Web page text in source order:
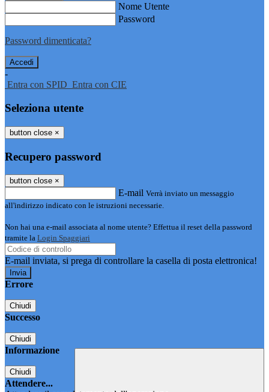
Nome Utente
Password
Password dimenticata?
-
Entra con SPID Entra con CIE
Seleziona utente
button close ×
Recupero password
button close ×
E-mail Verrà inviato un messaggio
all'indirizzo indicato con le istruzioni necessarie.
Non hai una e-mail associata al nome utente? Effettua il reset della password
tramite la Login Spaggiari
E-mail inviata, si prega di controllare la casella di posta elettronica!
Errore
Chiudi
Successo
Chiudi
Informazione
Chiudi
Attendere...